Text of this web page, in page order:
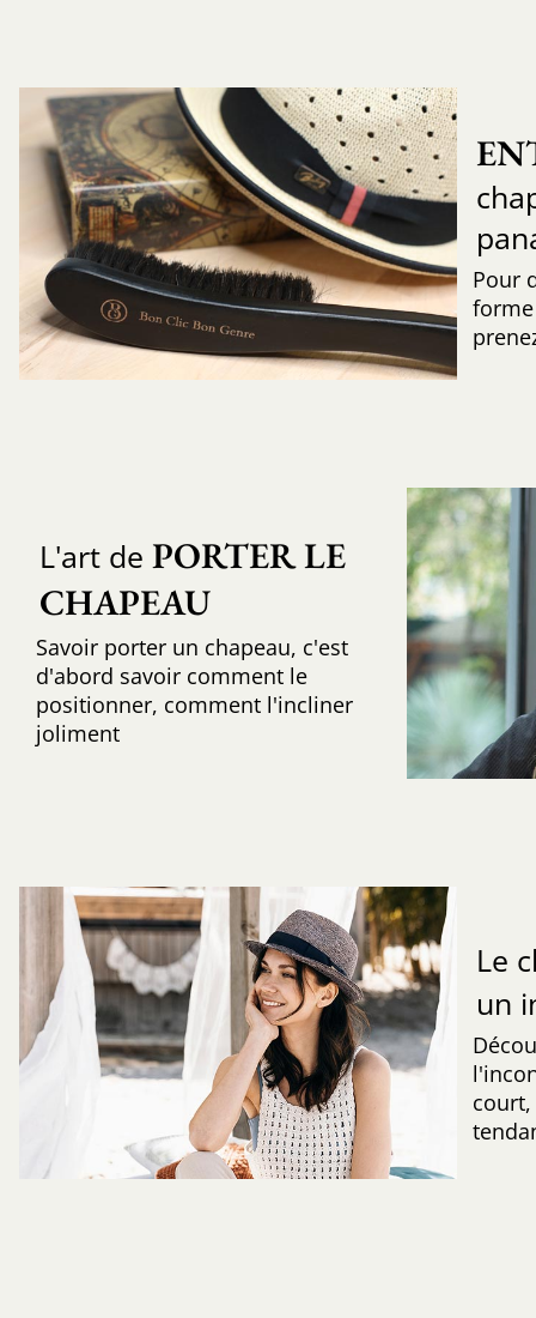
Pour
L'art de PORTER LE
CHAPEAU
Savoir porter un chapeau, c'est
d'abord savoir comment le
positionner, comment l'incliner
joliment
Le
un